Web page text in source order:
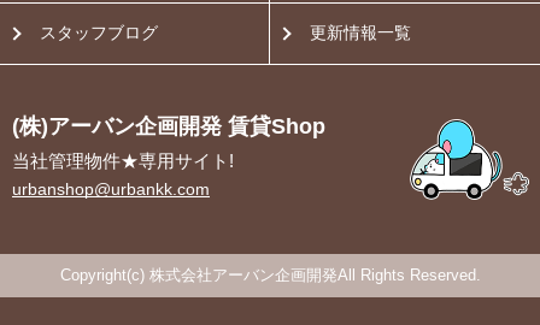
スタッフブログ 更新情報一覧
(株)アーバン企画開発 賃貸Shop
当社管理物件★専用サイト!
urbanshop@urbankk.com
Copyright(c) 株式会社アーバン企画開発All Rights Reserved.